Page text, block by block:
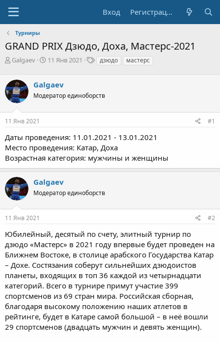
Вход Регистрация
Турниры
GRAND PRIXДзюдо, Доха, Мастерс-2021
А
о
р
т
е
м
Galgaev
Д
а
н
ч
а
11 Янв 2021
Тдзюдо мастерс
Galgaev
Модератор единоборств
11 Янв 2021 #1
Даты проведения: 11.01.2021 - 13.01.2021
Место проведения: Катар, Доха
Возрастная категория: мужчины и женщины
Galgaev
Модератор единоборств
11 Янв 2021 #2
Юбилейный, десятый по счету, элитный турнир по
дзюдо «Мастерс» в 2021 году впервые будет проведен на
Ближнем Востоке, в столице арабского Государства Катар
– Дохе. Состязания соберут сильнейших дзюдоистов
планеты, входящих в топ 36 каждой из четырнадцати
категорий. Всего в турнире примут участие 399
спортсменов из 69 стран мира. Российская сборная,
благодаря высокому положению наших атлетов в
рейтинге, будет в Катаре самой большой – в неё вошли
29 спортсменов (двадцать мужчин и девять женщин).